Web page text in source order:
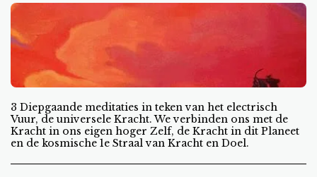
3 Diepgaande meditaties in teken van het electrisch
Vuur, de universele Kracht. We verbinden ons met de
Kracht in ons eigen hoger Zelf, de Kracht in dit Planeet
en de kosmische 1e Straal van Kracht en Doel.